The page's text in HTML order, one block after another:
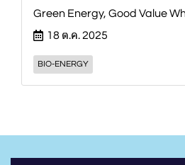
Green Energy, Good Value
18 ต.ค. 2025
BIO-ENERGY